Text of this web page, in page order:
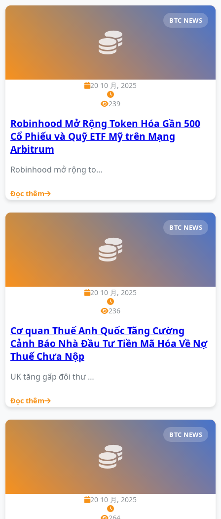
BTC NEWS
20 10 月, 2025
239
Robinhood Mở Rộng Token Hóa Gần 500
Cổ Phiếu và Quỹ ETF Mỹ trên Mạng
Arbitrum
Robinhood mở rộng to…
Đọc thêm
BTC NEWS
20 10 月, 2025
236
Cơ quan Thuế Anh Quốc Tăng Cường
Cảnh Báo Nhà Đầu Tư Tiền Mã Hóa Về Nợ
Thuế Chưa Nộp
UK tăng gấp đôi thư …
Đọc thêm
BTC NEWS
20 10 月, 2025